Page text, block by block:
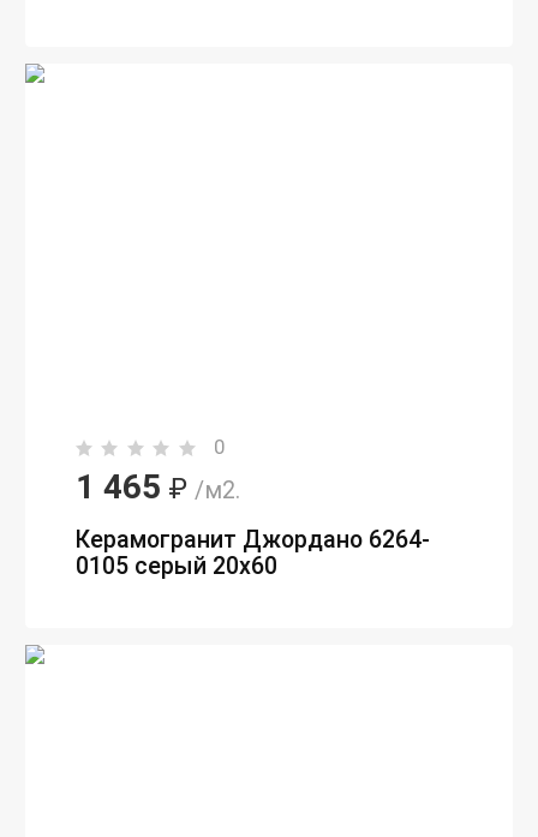
0
1 465 ₽ /м2.
Керамогранит Джордано 6264-
0105 серый 20x60